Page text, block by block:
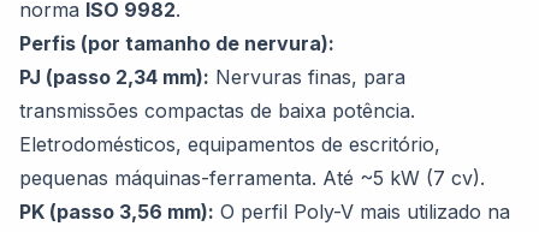
norma ISO 9982.
Perfis (por tamanho de nervura):
PJ (passo 2,34 mm): Nervuras finas, para
transmissões compactas de baixa potência.
Eletrodomésticos, equipamentos de escritório,
pequenas máquinas-ferramenta. Até ~5 kW (7 cv).
PK (passo 3,56 mm): O perfil Poly-V mais utilizado na